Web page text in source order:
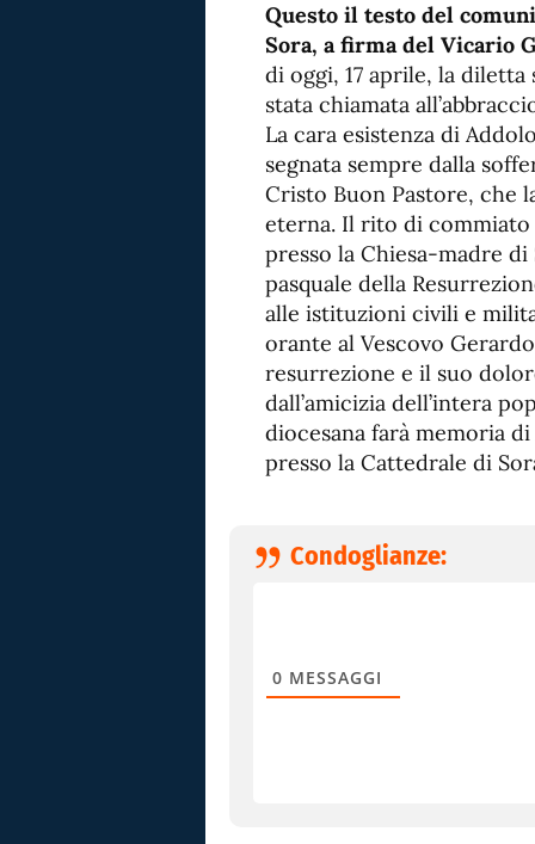
Questo il testo del
Sora, a firma del Vicario
di oggi, 17 aprile, la
stata chiamata
La cara esistenza di
segnata sempre dalla
Cristo Buon Pastore, che
eterna. Il rito di commiato
presso la Chiesa-madre
pasquale della
alle istituzioni civili e
orante al Vescovo
resurrezione e il suo
dall’amicizia dell’intera
diocesana farà memoria
presso la Cattedrale di
Condoglianze:
0 MESSAGGI